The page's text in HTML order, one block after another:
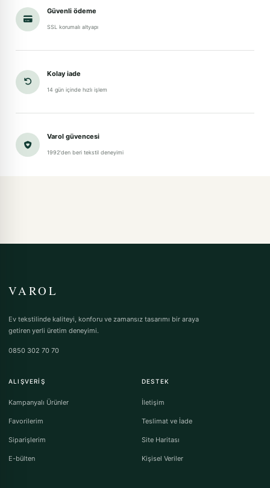
Güvenli ödeme
SSL korumalı altyapı
Kolay iade
14 gün içinde hızlı işlem
Varol güvencesi
1992'den beri tekstil deneyimi
VAROL
Ev tekstilinde kaliteyi, konforu ve zamansız tasarımı bir araya
getiren yerli üretim deneyimi.
0850 302 70 70
ALIŞVERIŞ
Kampanyalı Ürünler
Favorilerim
Siparişlerim
E-bülten
DESTEK
İletişim
Teslimat ve İade
Site Haritası
Kişisel Veriler